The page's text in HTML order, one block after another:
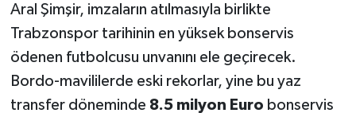
Aral Şimşir, imzaların atılmasıyla birlikte
Trabzonspor tarihinin en yüksek bonservis
ödenen futbolcusu unvanını ele geçirecek.
Bordo-mavililerde eski rekorlar, yine bu yaz
transfer döneminde 8.5 milyon Euro bonservis
YAŞAM